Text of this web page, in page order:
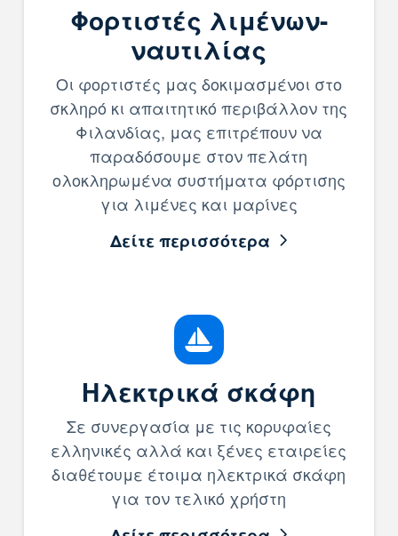
Φορτιστές λιμένων-
ναυτιλίας
Οι φορτιστές μας δοκιμασμένοι στο
σκληρό κι απαιτητικό περιβάλλον της
Φιλανδίας, μας επιτρέπουν να
παραδόσουμε στον πελάτη
ολοκληρωμένα συστήματα φόρτισης
για λιμένες και μαρίνες
Δείτε περισσότερα
Ηλεκτρικά σκάφη
Σε συνεργασία με τις κορυφαίες
ελληνικές αλλά και ξένες εταιρείες
διαθέτουμε έτοιμα ηλεκτρικά σκάφη
για τον τελικό χρήστη